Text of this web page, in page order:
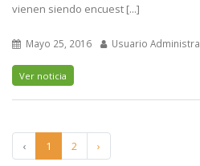
vienen siendo encuest [...]
Mayo 25, 2016 Usuario
Ver noticia
‹ 1 2 ›